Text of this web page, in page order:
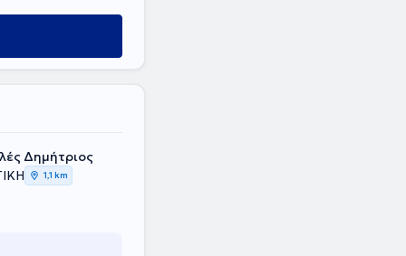
Δημήτριος
1,1 km